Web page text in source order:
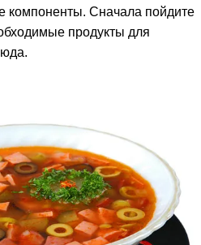
компоненты. Сначала пойдите
продукты для